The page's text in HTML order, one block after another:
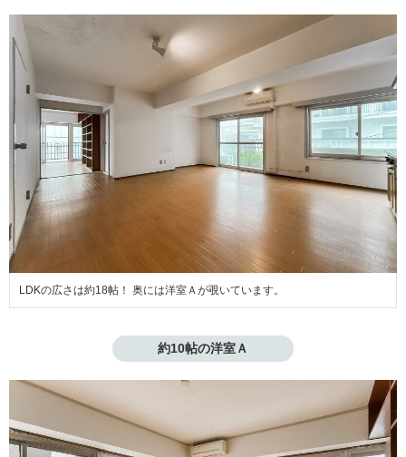
LDKの広さは約18帖！ 奥には洋室Ａが覗いています。
約10帖の洋室Ａ